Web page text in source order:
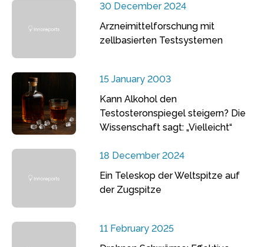
30 December 2024
Arzneimittelforschung mit
zellbasierten Testsystemen
15 January 2003
Kann Alkohol den
Testosteronspiegel steigern? Die
Wissenschaft sagt: „Vielleicht“
18 December 2024
Ein Teleskop der Weltspitze auf
der Zugspitze
11 February 2025